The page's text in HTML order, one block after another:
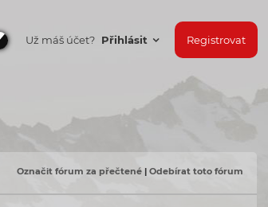
Už máš účet? Přihlásit Registrovat
Označit fórum za přečtené |Odebírat toto fórum